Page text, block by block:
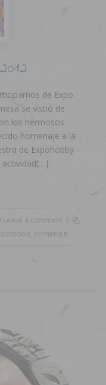
de Expo
se vistió de
los hermosos
homenaje a la
de Expohobby
Leave a comment /
, homenaje